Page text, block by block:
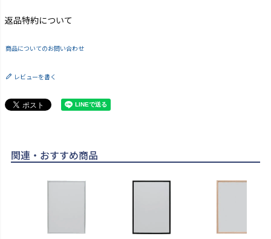
返品特約について
商品についてのお問い合わせ
レビューを書く
関連・おすすめ商品